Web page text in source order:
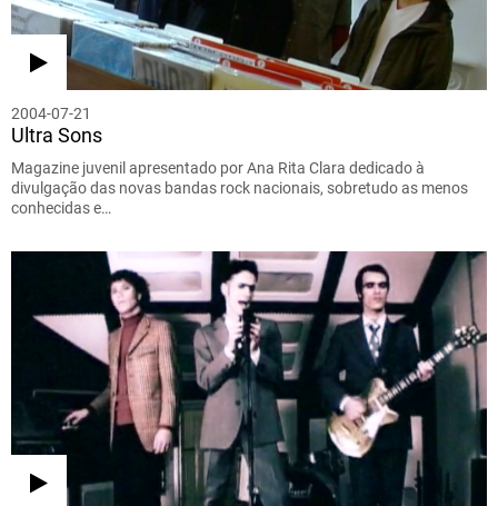
2004-07-21
Ultra Sons
Magazine juvenil apresentado por Ana Rita Clara dedicado à
divulgação das novas bandas rock nacionais, sobretudo as menos
conhecidas e…